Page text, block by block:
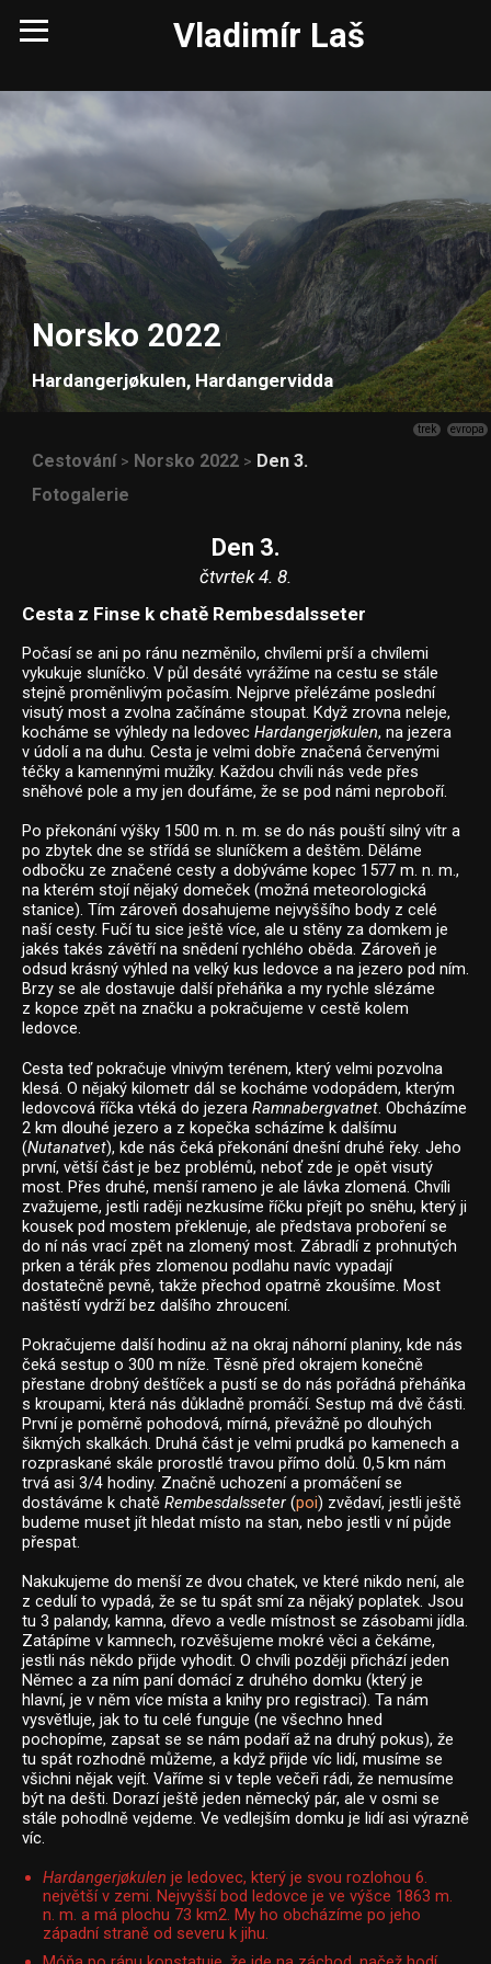
Vladimír Laš
Norsko 2022
Hardangerjøkulen, Hardangervidda
trek evropa
Cestování> Norsko 2022 > Den 3.
Fotogalerie
Den 3.
čtvrtek 4. 8.
Cesta z Finse k chatě Rembesdalsseter
Počasí se ani po ránu nezměnilo, chvílemi prší a chvílemi
vykukuje sluníčko. V půl desáté vyrážíme na cestu se stále
stejně proměnlivým počasím. Nejprve přelézáme poslední
visutý most a zvolna začínáme stoupat. Když zrovna neleje,
kocháme se výhledy na ledovec Hardangerjøkulen, na jezera
v údolí a na duhu. Cesta je velmi dobře značená červenými
téčky a kamennými mužíky. Každou chvíli nás vede přes
sněhové pole a my jen doufáme, že se pod námi neproboří.
Po překonání výšky 1500 m. n. m. se do nás pouští silný vítr a
po zbytek dne se střídá se sluníčkem a deštěm. Děláme
odbočku ze značené cesty a dobýváme kopec 1577 m. n. m.,
na kterém stojí nějaký domeček (možná meteorologická
stanice). Tím zároveň dosahujeme nejvyššího body z celé
naší cesty. Fučí tu sice ještě více, ale u stěny za domkem je
jakés takés závětří na snědení rychlého oběda. Zároveň je
odsud krásný výhled na velký kus ledovce a na jezero pod ním.
Brzy se ale dostavuje další přeháňka a my rychle slézáme
z kopce zpět na značku a pokračujeme v cestě kolem
ledovce.
Cesta teď pokračuje vlnivým terénem, který velmi pozvolna
klesá. O nějaký kilometr dál se kocháme vodopádem, kterým
ledovcová říčka vtéká do jezera Ramnabergvatnet. Obcházíme
2 km dlouhé jezero a z kopečka scházíme k dalšímu
(Nutanatvet), kde nás čeká překonání dnešní druhé řeky. Jeho
první, větší část je bez problémů, neboť zde je opět visutý
most. Přes druhé, menší rameno je ale lávka zlomená. Chvíli
zvažujeme, jestli raději nezkusíme říčku přejít po sněhu, který ji
kousek pod mostem překlenuje, ale představa proboření se
do ní nás vrací zpět na zlomený most. Zábradlí z prohnutých
prken a térák přes zlomenou podlahu navíc vypadají
dostatečně pevně, takže přechod opatrně zkoušíme. Most
naštěstí vydrží bez dalšího zhroucení.
Pokračujeme další hodinu až na okraj náhorní planiny, kde nás
čeká sestup o 300 m níže. Těsně před okrajem konečně
přestane drobný deštíček a pustí se do nás pořádná přeháňka
s kroupami, která nás důkladně promáčí. Sestup má dvě části.
První je poměrně pohodová, mírná, převážně po dlouhých
šikmých skalkách. Druhá část je velmi prudká po kamenech a
rozpraskané skále prorostlé travou přímo dolů. 0,5 km nám
trvá asi 3/4 hodiny. Značně uchození a promáčení se
dostáváme k chatě Rembesdalsseter (poi) zvědaví, jestli ještě
budeme muset jít hledat místo na stan, nebo jestli v ní půjde
přespat.
Nakukujeme do menší ze dvou chatek, ve které nikdo není, ale
z cedulí to vypadá, že se tu spát smí za nějaký poplatek. Jsou
tu 3 palandy, kamna, dřevo a vedle místnost se zásobami jídla.
Zatápíme v kamnech, rozvěšujeme mokré věci a čekáme,
jestli nás někdo přijde vyhodit. O chvíli později přichází jeden
Němec a za ním paní domácí z druhého domku (který je
hlavní, je v něm více místa a knihy pro registraci). Ta nám
vysvětluje, jak to tu celé funguje (ne všechno hned
pochopíme, zapsat se se nám podaří až na druhý pokus), že
tu spát rozhodně můžeme, a když přijde víc lidí, musíme se
všichni nějak vejít. Vaříme si v teple večeři rádi, že nemusíme
být na dešti. Dorazí ještě jeden německý pár, ale v osmi se
stále pohodlně vejdeme. Ve vedlejším domku je lidí asi výrazně
víc.
Hardangerjøkulen je ledovec, který je svou rozlohou 6.
největší v zemi. Nejvyšší bod ledovce je ve výšce 1863 m.
n. m. a má plochu 73 km2. My ho obcházíme po jeho
západní straně od severu k jihu.